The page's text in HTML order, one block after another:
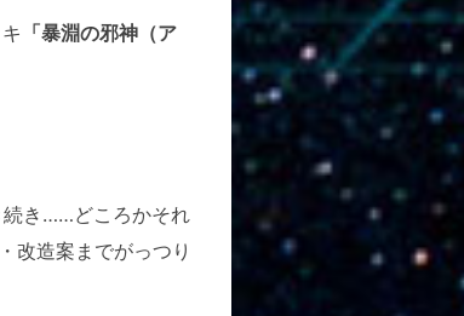
「暴淵の邪神（ア
続き……どころかそれ
改造案までがっつり